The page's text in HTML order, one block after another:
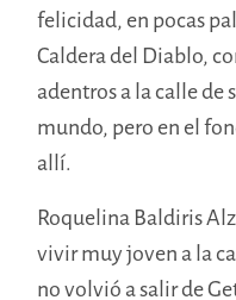
felicidad, en pocas
Caldera del Diablo,
adentros a la calle de
mundo, pero en el
allí.
Roquelina Baldiris
vivir muy joven a la
no volvió a salir de